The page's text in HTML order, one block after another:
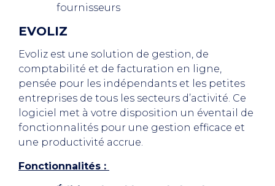
fournisseurs
EVOLIZ
Evoliz est une solution de gestion, de
comptabilité et de facturation en ligne,
pensée pour les indépendants et les petites
entreprises de tous les secteurs d’activité. Ce
logiciel met à votre disposition un éventail de
fonctionnalités pour une gestion efficace et
une productivité accrue.
Fonctionnalités :